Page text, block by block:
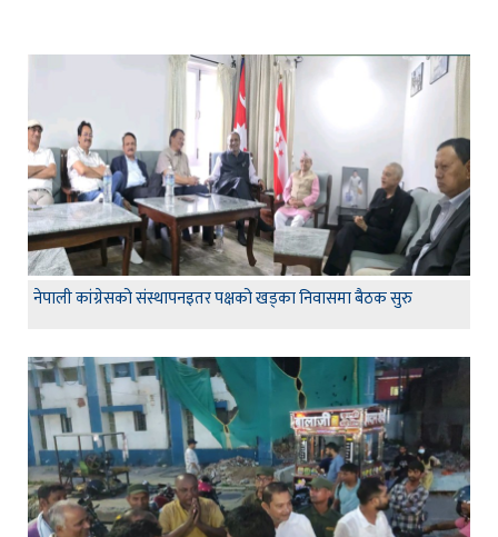
नेपाली कांग्रेसको संस्थापनइतर पक्षको खड्का निवासमा बैठक सुरु